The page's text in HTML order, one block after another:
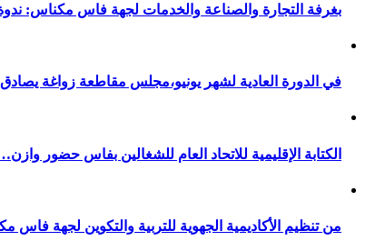
بغرفة التجارة والصناعة والخدمات لجهة فاس مكناس:
في الدورة العادية لشهر يونيو،مجلس مقاطعة زواغة
الكتابة الإقليمية للاتحاد العام للشغالين بفاس حضور
من تنظيم الأكاديمية الجهوية للتربية والتكوين لجهة